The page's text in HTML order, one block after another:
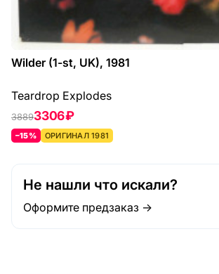
Wilder (1-st, UK), 1981
Teardrop Explodes
38893306 ₽
–15% ОРИГИНАЛ 1981
Не нашли что искали?
Оформите предзаказ →